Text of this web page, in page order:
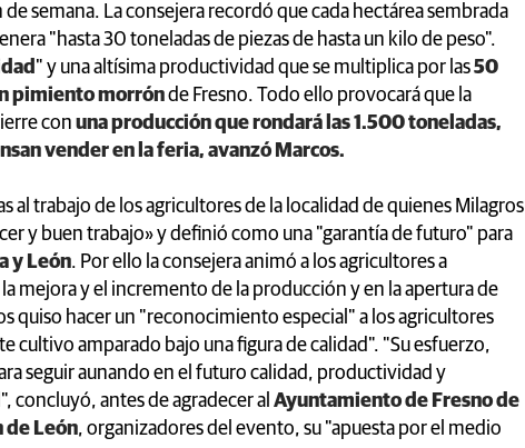
semana. La consejera recordó que cada hectárea sembrada
"hasta 30 toneladas de piezas de hasta un kilo de peso".
" y una altísima productividad que se multiplica por las50
pimiento morrónde Fresno. Todo ello provocará que la
con una producción que rondará las 1.500 toneladas,
vender en la feria, avanzó Marcos.
al trabajo de los agricultores de la localidad de quienes Milagros
y buen trabajo» y definió como una "garantía de futuro" para
y León. Por ello la consejera animó a los agricultores a
mejora y el incremento de la producción y en la apertura de
quiso hacer un "reconocimiento especial" a los agricultores
cultivo amparado bajo una figura de calidad". "Su esfuerzo,
seguir aunando en el futuro calidad, productividad y
concluyó, antes de agradecer al Ayuntamiento de Fresno de
de León, organizadores del evento, su "apuesta por el medio